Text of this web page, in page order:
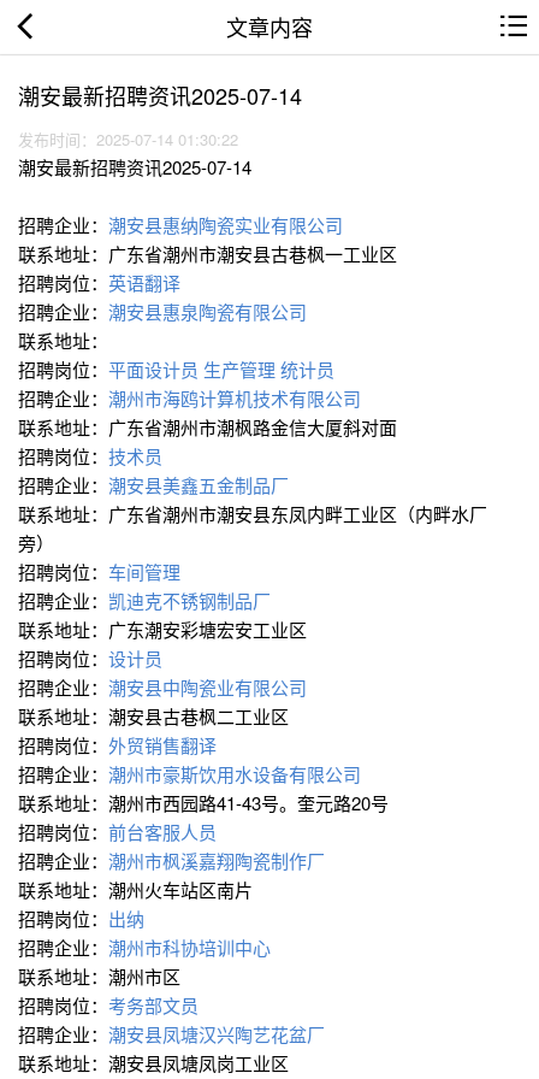
文章内容
潮安最新招聘资讯2025-07-14
发布时间：2025-07-14 01:30:22
潮安最新招聘资讯2025-07-14
招聘企业： 潮安县惠纳陶瓷实业有限公司
联系地址：广东省潮州市潮安县古巷枫一工业区
招聘岗位： 英语翻译
招聘企业： 潮安县惠泉陶瓷有限公司
联系地址：
招聘岗位： 平面设计员 生产管理 统计员
招聘企业： 潮州市海鸥计算机技术有限公司
联系地址：广东省潮州市潮枫路金信大厦斜对面
招聘岗位： 技术员
招聘企业： 潮安县美鑫五金制品厂
联系地址：广东省潮州市潮安县东凤内畔工业区（内畔水厂
旁）
招聘岗位： 车间管理
招聘企业： 凯迪克不锈钢制品厂
联系地址：广东潮安彩塘宏安工业区
招聘岗位： 设计员
招聘企业： 潮安县中陶瓷业有限公司
联系地址：潮安县古巷枫二工业区
招聘岗位： 外贸销售翻译
招聘企业： 潮州市豪斯饮用水设备有限公司
联系地址：潮州市西园路41-43号。奎元路20号
招聘岗位： 前台客服人员
招聘企业： 潮州市枫溪嘉翔陶瓷制作厂
联系地址：潮州火车站区南片
招聘岗位： 出纳
招聘企业： 潮州市科协培训中心
联系地址：潮州市区
招聘岗位： 考务部文员
招聘企业： 潮安县凤塘汉兴陶艺花盆厂
联系地址：潮安县凤塘凤岗工业区